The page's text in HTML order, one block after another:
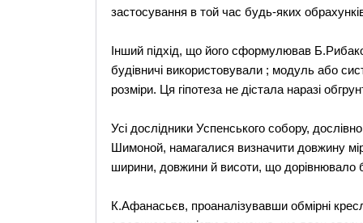
застосування в той час будь-яких
Інший підхід, що його сформулював
будівничі використовували ; модуль або
розміри. Ця гіпотеза не дістала наразі
Усі дослідники Успенського собору,
Шимоной, намагалися визначити довжину
ширини, довжини й висоти, що дорівнювало
К.Афанасьєв, проаналізувавши обмірні